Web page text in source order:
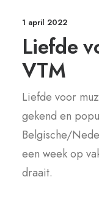
1 april 2022
Liefde
VTM
Liefde voor
gekend en
Belgische/
een week op
draait.